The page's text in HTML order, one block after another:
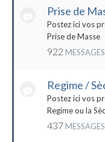
Prise de
Postez ici vos
Prise de Masse
922 MESSAGES
Regime /
Postez ici vos
Regime ou la
437 MESSAGES